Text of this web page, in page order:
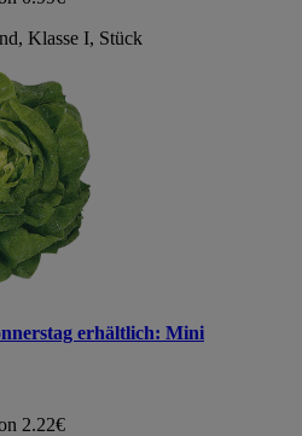
Klasse I, Stück
erhältlich: Mini
2.22€